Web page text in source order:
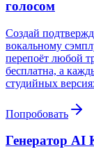
голосом
Создай
вокальному
перепоёт любой
бесплатна, а
студийных
Попробовать
Генератор AI